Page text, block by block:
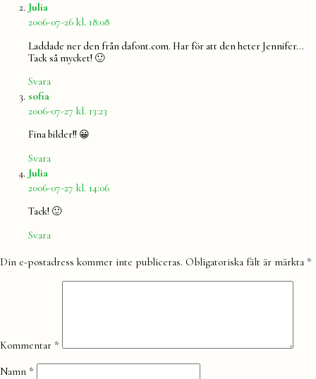
Julia
2006-07-26 kl. 18:08
Laddade ner den från dafont.com. Har för att den heter Jennifer…
Tack så mycket! 🙂
Svara
sofia
2006-07-27 kl. 13:23
Fina bilder!! 😀
Svara
Julia
2006-07-27 kl. 14:06
Tack! 🙂
Svara
Lämna
Din e-postadress kommer inte publiceras. Obligatoriska fält är märkta *
Kommentar *
Namn *